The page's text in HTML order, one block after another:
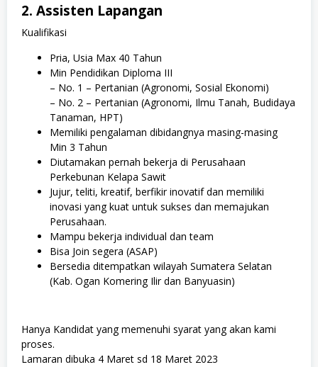
2. Assisten Lapangan
Kualifikasi
Pria, Usia Max 40 Tahun
Min Pendidikan Diploma III
– No. 1 – Pertanian (Agronomi, Sosial Ekonomi)
– No. 2 – Pertanian (Agronomi, Ilmu Tanah, Budidaya
Tanaman, HPT)
Memiliki pengalaman dibidangnya masing-masing
Min 3 Tahun
Diutamakan pernah bekerja di Perusahaan
Perkebunan Kelapa Sawit
Jujur, teliti, kreatif, berfikir inovatif dan memiliki
inovasi yang kuat untuk sukses dan memajukan
Perusahaan.
Mampu bekerja individual dan team
Bisa Join segera (ASAP)
Bersedia ditempatkan wilayah Sumatera Selatan
(Kab. Ogan Komering Ilir dan Banyuasin)
Hanya Kandidat yang memenuhi syarat yang akan kami
proses.
Lamaran dibuka 4 Maret sd 18 Maret 2023